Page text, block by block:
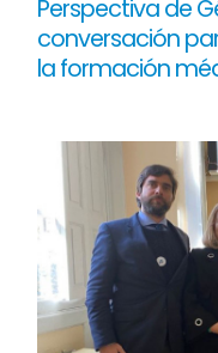
Perspectiva de
conversación
la formación